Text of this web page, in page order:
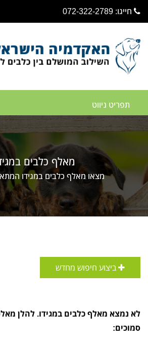
חייגו: 072-322-2789
מאלף כלבים
מצאו מאלף כלבים במגידו
ביצוע חיפוש מחדש
לא נמצא מאלף כלבים במגידו. להלן
סמוכים: